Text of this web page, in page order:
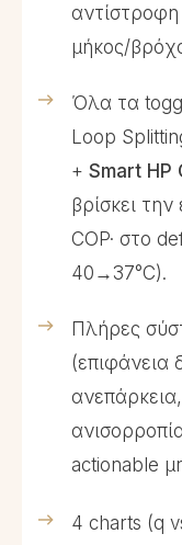
μήκος/
Όλα τα
Loop
+ Smart HP
βρίσκει την
COP· στο
40→37°C).
Πλήρες
(επιφάνεια
actionable
4 charts (q